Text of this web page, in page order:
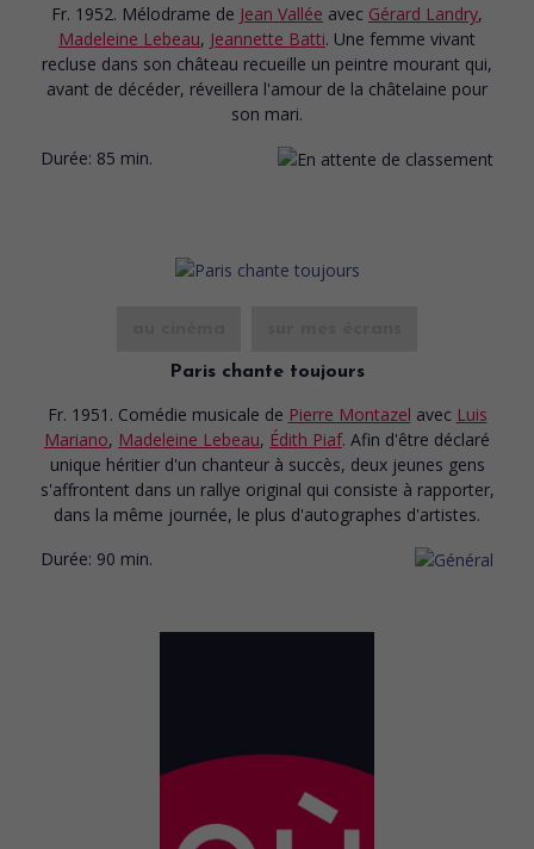
Fr. 1952. Mélodrame de Jean Vallée avec Gérard Landry,
Madeleine Lebeau, Jeannette Batti. Une femme vivant
recluse dans son château recueille un peintre mourant qui,
avant de décéder, réveillera l'amour de la châtelaine pour
son mari.
Durée: 85 min.
Paris chante toujours
Fr. 1951. Comédie musicale de Pierre Montazel avec Luis
Mariano, Madeleine Lebeau, Édith Piaf. Afin d'être déclaré
unique héritier d'un chanteur à succès, deux jeunes gens
s'affrontent dans un rallye original qui consiste à rapporter,
dans la même journée, le plus d'autographes d'artistes.
Durée: 90 min.